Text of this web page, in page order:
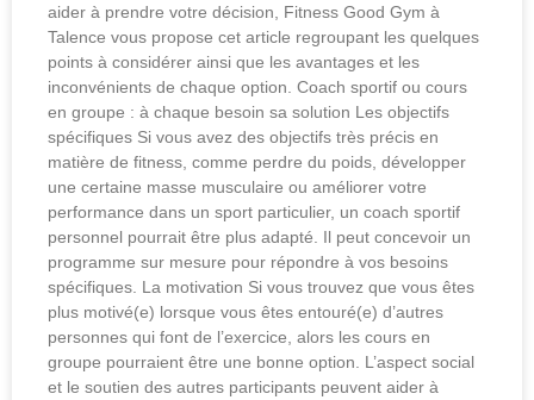
aider à prendre votre décision, Fitness Good Gym à
Talence vous propose cet article regroupant les quelques
points à considérer ainsi que les avantages et les
inconvénients de chaque option. Coach sportif ou cours
en groupe : à chaque besoin sa solution Les objectifs
spécifiques Si vous avez des objectifs très précis en
matière de fitness, comme perdre du poids, développer
une certaine masse musculaire ou améliorer votre
performance dans un sport particulier, un coach sportif
personnel pourrait être plus adapté. Il peut concevoir un
programme sur mesure pour répondre à vos besoins
spécifiques. La motivation Si vous trouvez que vous êtes
plus motivé(e) lorsque vous êtes entouré(e) d’autres
personnes qui font de l’exercice, alors les cours en
groupe pourraient être une bonne option. L’aspect social
et le soutien des autres participants peuvent aider à